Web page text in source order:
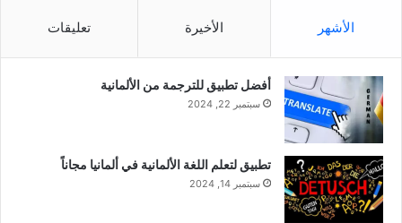
الأشهر الأخيرة تعليقات
أفضل تطبيق للترجمة من الألمانية
سبتمبر 22, 2024
تطبيق لتعلم اللغة الألمانية في ألمانيا مجاناً
سبتمبر 14, 2024